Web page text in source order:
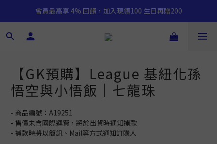
會員最高享 4% 回饋，加入現領100 生日再贈200
【GK預購】League 基紐化孫
悟空與小悟飯｜七龍珠
- 商品編號：A19251
- 售價未含國際運費，將於出貨時通知補款
- 補款時將以簡訊、Mail等方式通知訂購人